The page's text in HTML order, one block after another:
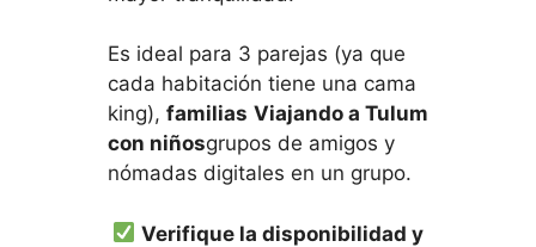
Es ideal para 3 parejas (ya que
cada habitación tiene una cama
king), familias Viajando a Tulum
con niñosgrupos de amigos y
nómadas digitales en un grupo.
Verifique la disponibilidad y